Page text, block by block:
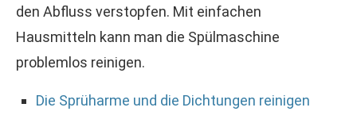
den Abfluss verstopfen. Mit einfachen
Hausmitteln kann man die Spülmaschine
problemlos reinigen.
Die Sprüharme und die Dichtungen reinigen